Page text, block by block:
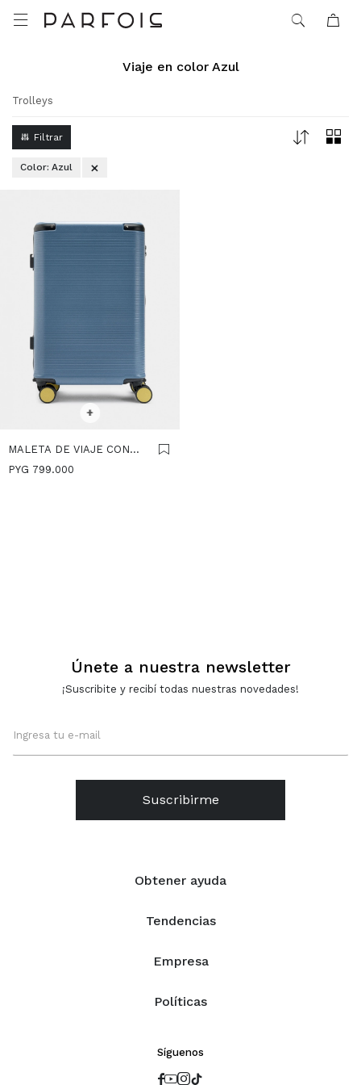

Viaje en color Azul
Trolleys
Color: Azul
SELECCIONAR TALLE
+
MALETA DE VIAJE CON
TEXTURA - AZUL
PYG 799.000
Obtener ayuda
Tendencias
Empresa
Políticas
Únete a nuestra newsletter
¡Suscribite y recibí todas nuestras novedades!
Suscribirme
Síguenos
